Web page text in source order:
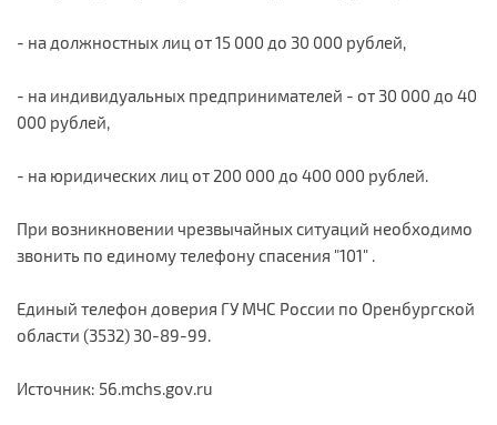
- на должностных лиц от 15 000 до 30 000 рублей,
- на индивидуальных предпринимателей - от 30 000 до 40
000 рублей,
- на юридических лиц от 200 000 до 400 000 рублей.
При возникновении чрезвычайных ситуаций необходимо
звонить по единому телефону спасения "101" .
Единый телефон доверия ГУ МЧС России по Оренбургской
области (3532) 30-89-99.
Источник: 56.mchs.gov.ru